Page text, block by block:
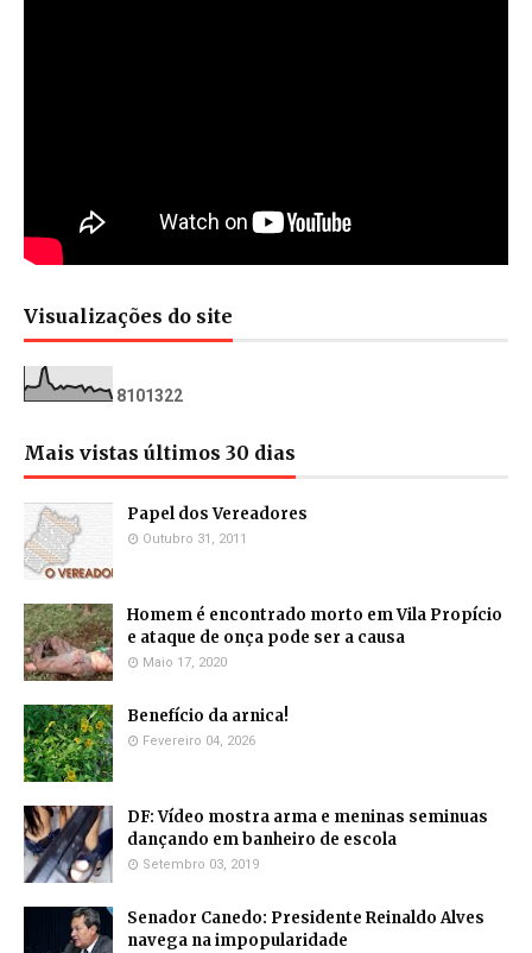
Visualizações do site
81 01322
Mais vistas últimos 30 dias
Papel dos Vereadores
Outubro 31, 2011
Homem é encontrado morto em Vila Propício
e ataque de onça pode ser a causa
Maio 17, 2020
Benefício da arnica!
Fevereiro 04, 2026
DF: Vídeo mostra arma e meninas seminuas
dançando em banheiro de escola
Setembro 03, 2019
Senador Canedo: Presidente Reinaldo Alves
navega na impopularidade